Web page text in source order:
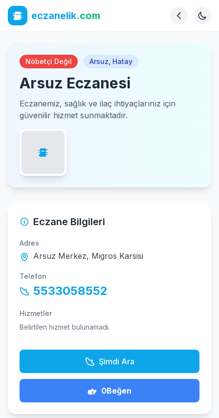
eczanelik.com
Nöbetçi Değil Arsuz Hatay
Arsuz Eczanesi
Eczanemiz, sağlık ve ilaç ihtiyaçlarınız için
güvenilir hizmet sunmaktadır.
Eczane Bilgileri
Adres
Arsuz Merkez, Migros Karsisi
Telefon
5533058552
Hizmetler
Belirtilen hizmet bulunamadı.
Şimdi Ara
0Beğen